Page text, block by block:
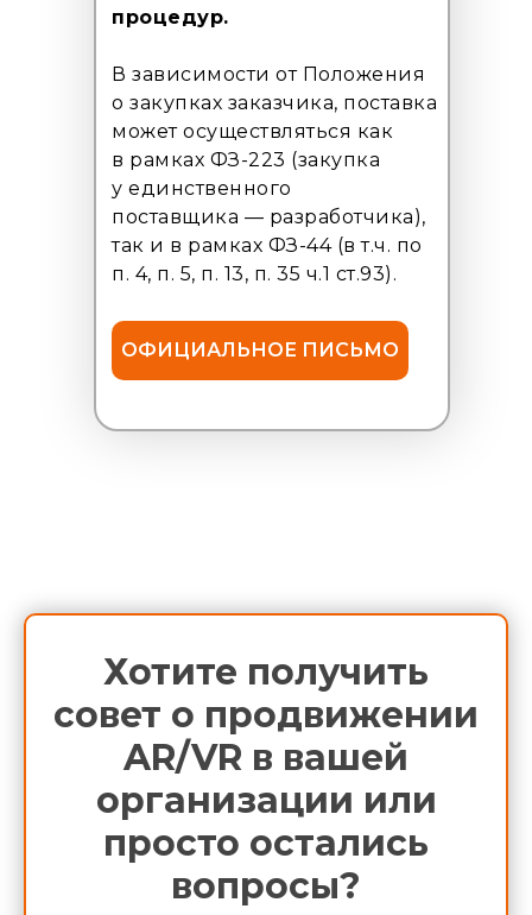
процедур.
В зависимости от Положения
о закупках заказчика, поставка
может осуществляться как
в рамках ФЗ-223 (закупка
у единственного
поставщика — разработчика),
так и в рамках ФЗ-44 (в т.ч. по
п. 4, п. 5, п. 13, п. 35 ч.1 ст.93).
ОФИЦИАЛЬНОЕ ПИСЬМО
Хотите получить
совет о продвижении
AR/VR в вашей
организации или
просто остались
вопросы?